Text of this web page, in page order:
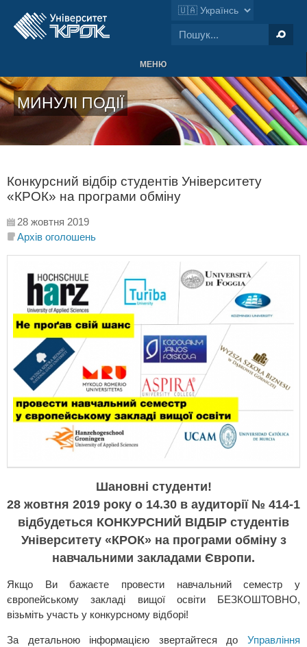
МЕНЮ
МИНУЛІ ПОДІЇ
Конкурсний відбір студентів Університету
«КРОК» на програми обміну
28 жовтня 2019
Архів оголошень
Шановні студенти!
28 жовтня 2019 року о 14.30 в аудиторії № 414-1
відбудеться КОНКУРСНИЙ ВІДБІР студентів
Університету «КРОК» на програми обміну з
навчальними закладами Європи.
Якщо Ви бажаєте провести навчальний семестр у
європейському закладі вищої освіти БЕЗКОШТОВНО,
візьміть участь у конкурсному відборі!
За детальною інформацією звертайтеся до Управління